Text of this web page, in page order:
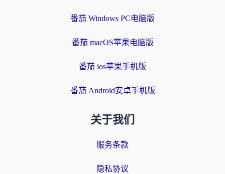
番茄 Windows PC电脑版
番茄 macOS苹果电脑版
番茄 ios苹果手机版
番茄 Android安卓手机版
关于我们
服务条款
隐私协议